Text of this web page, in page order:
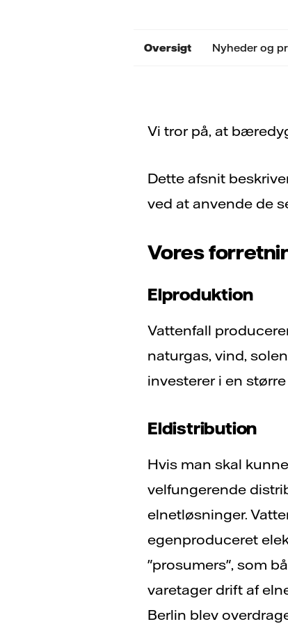
Oversigt Nyheder og
Vi tror på, at
Dette afsnit
ved at anvende de
Vores
Elproduktion
Vattenfall
naturgas, vind,
investerer i en
Eldistribution
Hvis man skal
velfungerende
elnetløsninger.
egenproduceret
"prosumers", som
varetager drift af
Berlin blev